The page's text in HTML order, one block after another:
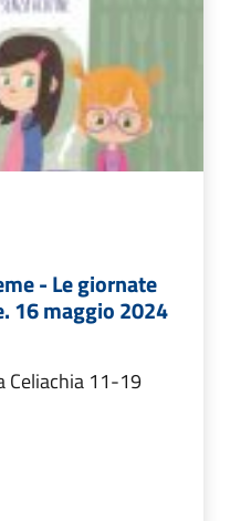
- Le giornate
16 maggio 2024
Celiachia 11-19